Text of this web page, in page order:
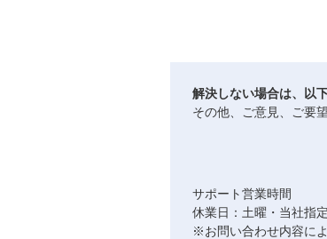
解決しない場合は、以
その他、ご意見、ご要
サポート営業時間
休業日：土曜・当社指
※お問い合わせ内容に